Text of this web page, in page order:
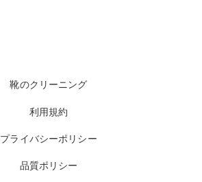
靴のクリーニング
利用規約
プライバシーポリシー
品質ポリシー